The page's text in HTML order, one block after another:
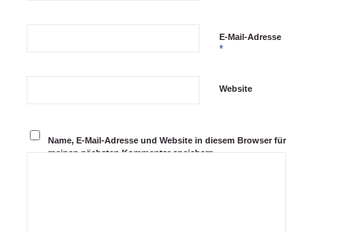
E-Mail-Adresse
*
Website
Name, E-Mail-Adresse und Website in diesem Browser für
meinen nächsten Kommentar speichern.